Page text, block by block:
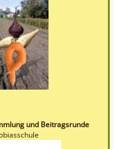
und Beitragsrunde